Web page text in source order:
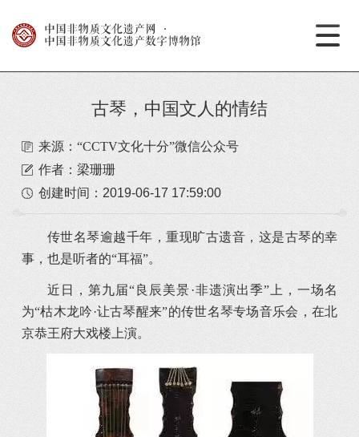
中国非物质文化遗产网
·
中国非物质文化遗产数字博物馆
古琴，中国文人的情结
来源：“CCTV文化十分”微信公众号
作者：梁珊珊
创建时间： 2019-06-17 17:59:00
传世名琴逾越千年，重现旷古遗音，这是古琴的幸
事，也是听者的“耳福”。
近日，第九届“良辰美景·非遗演出季”上，一场名
为“枯木龙吟·让古琴醒来”的传世名琴专场音乐会，在北
京恭王府大戏楼上演。